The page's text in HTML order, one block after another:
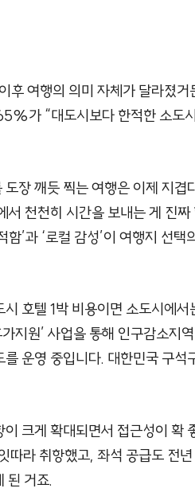
후 여행의 의미 자체가 달라졌
가 “대도시보다 한적한 소도
장 깨듯 찍는 여행은 이제 지겹
서 천천히 시간을 보내는 게 진
’과 ‘로컬 감성’이 여행지 선
호텔 1박 비용이면 소도시에
지원’ 사업을 통해 인구감소지
운영 중입니다. 대한민국 구석
크게 확대되면서 접근성이 확
따라 취항했고, 좌석 공급도 전
된 거죠.